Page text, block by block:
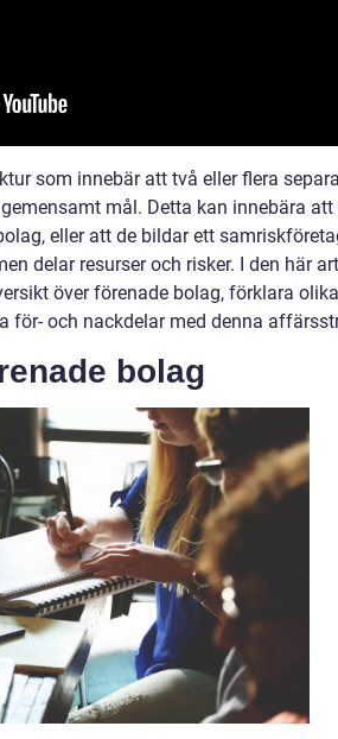
som innebär att två eller flera
mål. Detta kan innebära att
eller att de bildar ett
delar resurser och risker. I den här
över förenade bolag, förklara
för- och nackdelar med denna
bolag